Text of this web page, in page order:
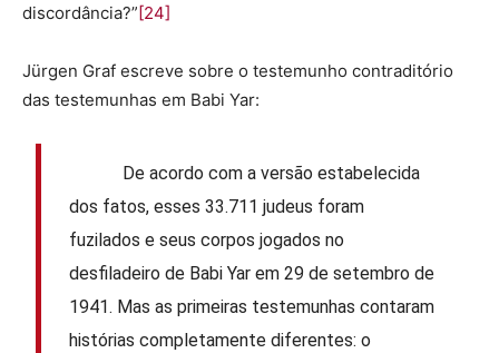
discordância?”[24]
Jürgen Graf escreve sobre o testemunho contraditório
das testemunhas em Babi Yar:
De acordo com a versão estabelecida
dos fatos, esses 33.711 judeus foram
fuzilados e seus corpos jogados no
desfiladeiro de Babi Yar em 29 de setembro de
1941. Mas as primeiras testemunhas contaram
histórias completamente diferentes: o